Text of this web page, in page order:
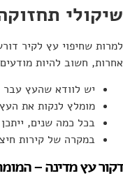
שיקולי
למרות שחיפוי עץ לקיר
אחרות, חשוב להיות
יש לוודא שהעץ עבר
מומלץ לנקות את
בכל כמה שנים,
במקרה של קירות
דקור עץ מדינה –